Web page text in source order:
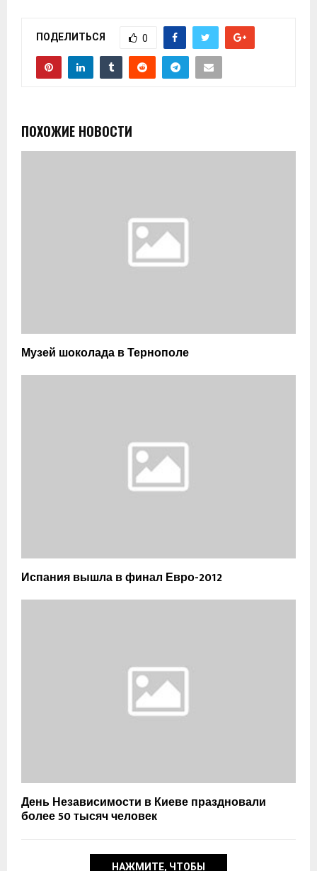
ПОДЕЛИТЬСЯ 0
ПОХОЖИЕ НОВОСТИ
Музей шоколада в Тернополе
Испания вышла в финал Евро-2012
День Независимости в Киеве праздновали
более 50 тысяч человек
НАЖМИТЕ, ЧТОБЫ